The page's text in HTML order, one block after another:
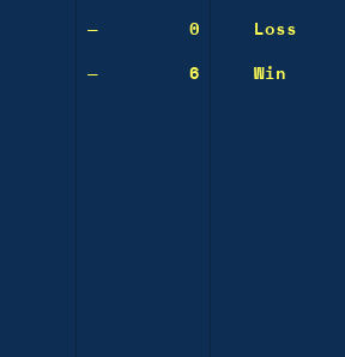
— 0 Loss
— 6 Win